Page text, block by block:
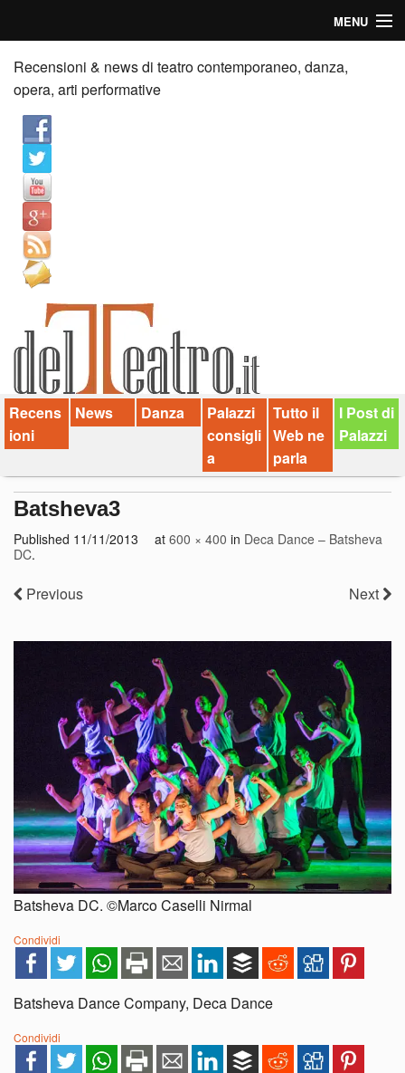
MENU
Home
Recensioni
Anticipazioni
News
Palazzi consiglia
Video
Chi siamo
Contatti
dT in English
Recensioni & news di teatro contemporaneo, danza,
opera, arti performative
Recens
ioni
News Danza
Palazzi
consigli
a
Tutto il
Web ne
parla
I Post di
Palazzi
Batsheva3
Published 11/11/2013 at 600 × 400 in Deca Dance – Batsheva
DC.
Previous Next
Batsheva DC. ©Marco Caselli Nirmal
Condividi
Batsheva Dance Company, Deca Dance
Condividi